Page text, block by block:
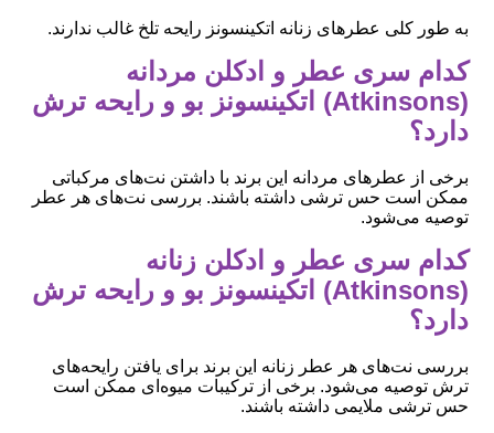
به طور کلی عطرهای زنانه اتکینسونز رایحه تلخ غالب ندارند.
کدام سری عطر و ادکلن مردانه
(Atkinsons) اتکینسونز بو و رایحه ترش
دارد؟
برخی از عطرهای مردانه این برند با داشتن نت‌های مرکباتی
ممکن است حس ترشی داشته باشند. بررسی نت‌های هر عطر
توصیه می‌شود.
کدام سری عطر و ادکلن زنانه
(Atkinsons) اتکینسونز بو و رایحه ترش
دارد؟
بررسی نت‌های هر عطر زنانه این برند برای یافتن رایحه‌های
ترش توصیه می‌شود. برخی از ترکیبات میوه‌ای ممکن است
حس ترشی ملایمی داشته باشند.